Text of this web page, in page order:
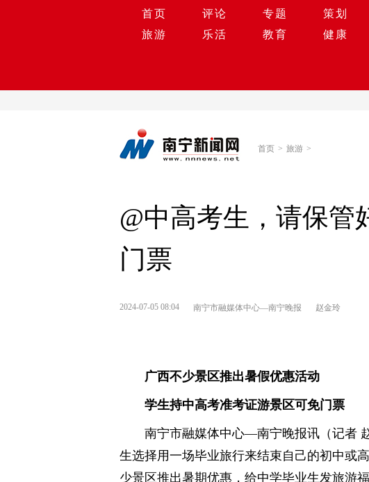
首页 评论 专题 策划
旅游
乐活 教育 健康
首页 > 旅游 >
@中高考生，请保管
门票
2024-07-05 08:04 南宁市融媒体中心—南宁晚报 赵金玲
广西不少景区推出暑假优惠活动
学生持中高考准考证游景区可免门票
南宁市融媒体中心—南宁晚报讯（记者
生选择用一场毕业旅行来结束自己的初中或
少景区推出暑期优惠，给中学毕业生发旅游